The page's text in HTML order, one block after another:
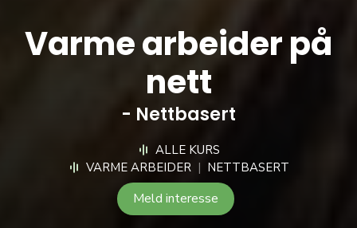
Varme arbeider på
nett
- Nettbasert
ALLE KURS
VARME ARBEIDER | NETTBASERT
Meld interesse